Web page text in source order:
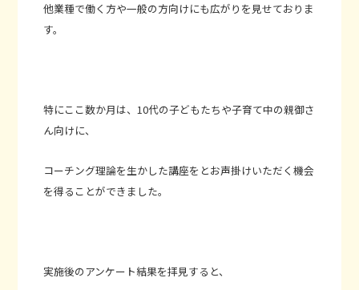
他業種で働く方や一般の方向けにも広がりを見せておりま
す。
特にここ数か月は、10代の子どもたちや子育て中の親御さ
ん向けに、
コーチング理論を生かした講座をとお声掛けいただく機会
を得ることができました。
実施後のアンケート結果を拝見すると、